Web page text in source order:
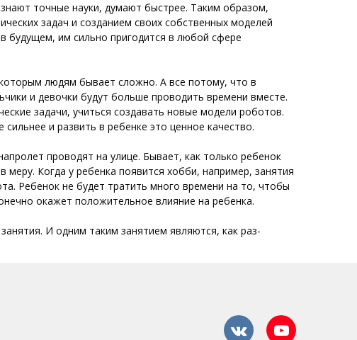
точные науки, думают быстрее. Таким образом,
задач и созданием своих собственных моделей
будущем, им сильно пригодится в любой сфере
людям бывает сложно. А все потому, что в
и девочки будут больше проводить времени вместе.
задачи, учиться создавать новые модели роботов.
и развить в ребенке это ценное качество.
проводят на улице. Бывает, как только ребенок
Когда у ребенка появится хобби, например, занятия
Ребенок не будет тратить много времени на то, чтобы
окажет положительное влияние на ребенка.
И одним таким занятием являются, как раз-